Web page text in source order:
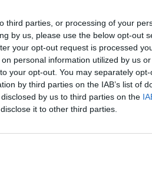
third parties, or processing of your
by us, please use the below opt-out
your opt-out request is processed
personal information utilized by us
your opt-out. You may separately
by third parties on the IAB’s list of
by us to third parties on the
it to other third parties.
spriječavanje i odgovarajuće
belih krvnih stanica. To dovodi